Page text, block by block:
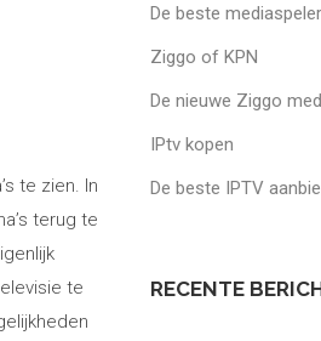
te zien. In
terug te
te
De beste
Ziggo of KPN
De nieuwe Ziggo
IPtv kopen
De beste IPTV
RECENTE